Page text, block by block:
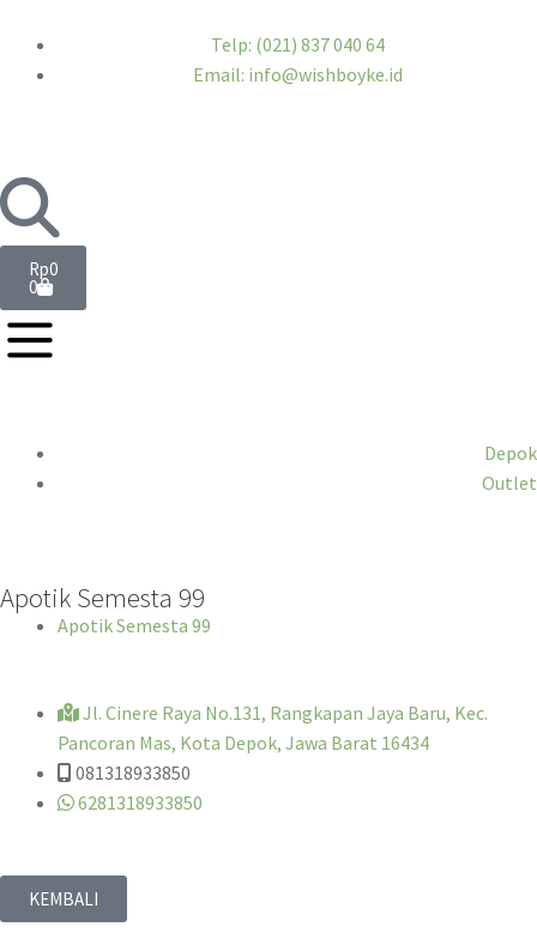
Telp: (021) 837 040 64
Email: info@wishboyke.id
Rp0
0
Depok
Outlet
Apotik Semesta 99
Apotik Semesta 99
Jl. Cinere Raya No.131, Rangkapan Jaya Baru, Kec.
Pancoran Mas, Kota Depok, Jawa Barat 16434
081318933850
6281318933850
KEMBALI